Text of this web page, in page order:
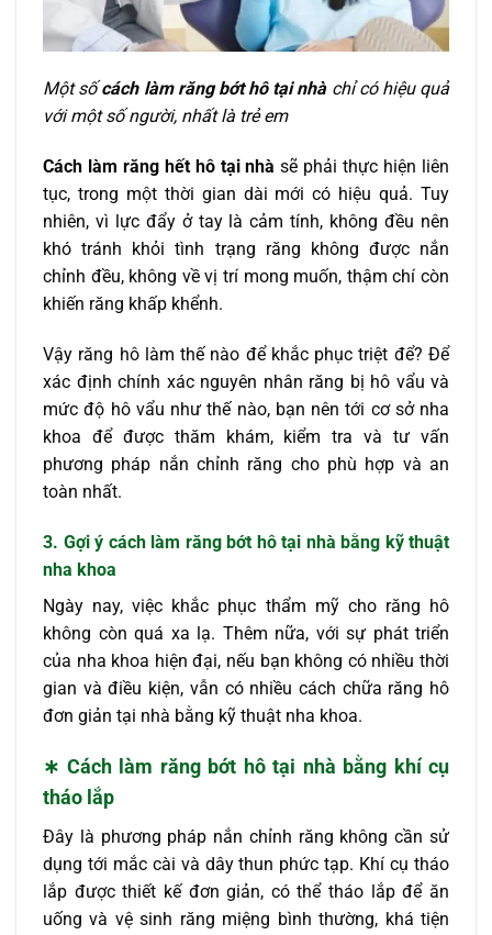
Một sốcách làm răng bớt hô tại nhàchỉ có hiệu quả
với một số người, nhất là trẻ em
Cách làm răng hết hô tại nhà sẽ phải thực hiện liên
tục, trong một thời gian dài mới có hiệu quả. Tuy
nhiên, vì lực đẩy ở tay là cảm tính, không đều nên
khó tránh khỏi tình trạng răng không được nắn
chỉnh đều, không về vị trí mong muốn, thậm chí còn
khiến răng khấp khểnh.
Vậy răng hô làm thế nào để khắc phục triệt để? Để
xác định chính xác nguyên nhân răng bị hô vẩu và
mức độ hô vẩu như thế nào, bạn nên tới cơ sở nha
khoa để được thăm khám, kiểm tra và tư vấn
phương pháp nắn chỉnh răng cho phù hợp và an
toàn nhất.
3. Gợi ý cách làm răng bớt hô tại nhà bằng kỹ thuật
nha khoa
Ngày nay, việc khắc phục thẩm mỹ cho răng hô
không còn quá xa lạ. Thêm nữa, với sự phát triển
của nha khoa hiện đại, nếu bạn không có nhiều thời
gian và điều kiện, vẫn có nhiều cách chữa răng hô
đơn giản tại nhà bằng kỹ thuật nha khoa.
∗ Cách làm răng bớt hô tại nhà bằng khí cụ
tháo lắp
Đây là phương pháp nắn chỉnh răng không cần sử
dụng tới mắc cài và dây thun phức tạp. Khí cụ tháo
lắp được thiết kế đơn giản, có thể tháo lắp để ăn
uống và vệ sinh răng miệng bình thường, khá tiện